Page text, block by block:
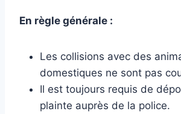
En règle générale :
Les collisions avec des
domestiques ne sont pas
Il est toujours requis de
plainte auprès de la police.